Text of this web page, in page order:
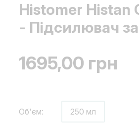
Histomer Histan
- Підсилювач
1695,00 грн
Об'єм: 250 мл